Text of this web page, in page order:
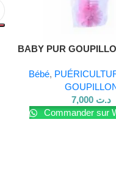
Lire La Suite
BABY PUR
Bébé,
د.ت
Commander sur